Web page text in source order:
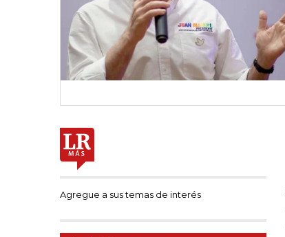
Agregue a sus temas de interés